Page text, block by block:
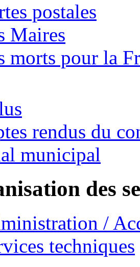
postales
Maires
morts pour la
rendus du
municipal
des
/
techniques